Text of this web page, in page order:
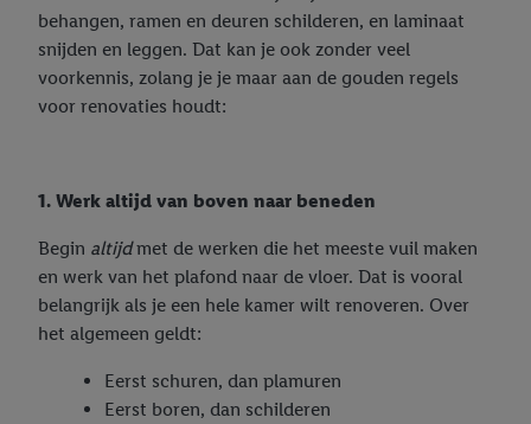
behangen, ramen en deuren schilderen, en laminaat
snijden en leggen. Dat kan je ook zonder veel
voorkennis, zolang je je maar aan de gouden regels
voor renovaties houdt:
1. Werk altijd van boven naar beneden
Begin altijdmet de werken die het meeste vuil maken
en werk van het plafond naar de vloer. Dat is vooral
belangrijk als je een hele kamer wilt renoveren. Over
het algemeen geldt:
Eerst schuren, dan plamuren
Eerst boren, dan schilderen